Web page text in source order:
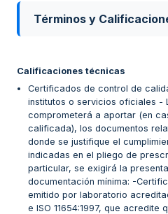
Términos y
Calificaciones técnicas
Certificados de control de
institutos o servicios oficiales -
comprometerá a aportar (en
calificada), los documentos
donde se justifique el
indicadas en el pliego de
particular, se exigirá la
documentación mínima: -
emitido por laboratorio
e ISO 11654:1997, que